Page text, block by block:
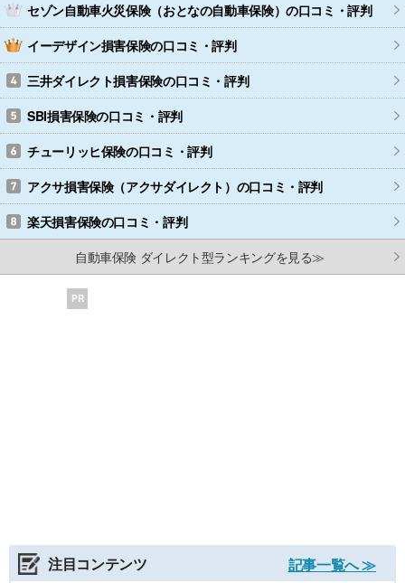
セゾン自動車火災保険（おとなの自動車保険）の口コミ・評判
イーデザイン損害保険の口コミ・評判
三井ダイレクト損害保険の口コミ・評判
SBI損害保険の口コミ・評判
チューリッヒ保険の口コミ・評判
アクサ損害保険（アクサダイレクト） の口コミ・評判
楽天損害保険の口コミ・評判
自動車保険 ダイレクト型ランキングを見る≫
PR
注目コンテンツ
記事一覧へ ≫